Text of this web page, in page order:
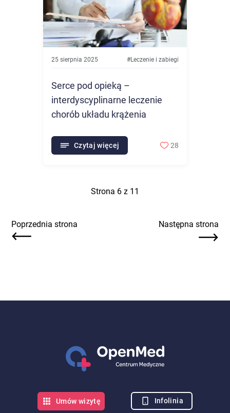
25 sierpnia 2025 #Leczenie i zabiegi
Serce pod opieką –
interdyscyplinarne leczenie
chorób układu krążenia
Czytaj więcej 28
Strona 6z 11
Poprzednia strona Następna strona
Umów wizytę Infolinia